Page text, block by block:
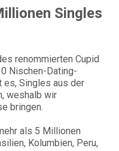
Singles
renommierten Cupid
Nischen-Dating-
Singles aus der
weshalb wir
bringen.
als 5 Millionen
Kolumbien, Peru,